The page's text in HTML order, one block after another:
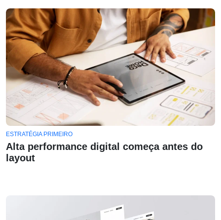
ESTRATÉGIA PRIMEIRO
Alta performance digital começa antes do
layout